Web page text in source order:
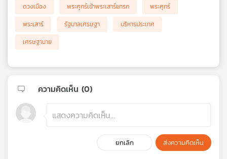
ดวงเมือง
พระศุกร์เข้าพระเสาร์แทรก
พระศุกร์
พระเสาร์
รัฐบาลเศรษฐา
บริหารประเทศ
เศรษฐานาย
ความคิดเห็น (0)
ยกเลิก ส่งความคิดเห็น